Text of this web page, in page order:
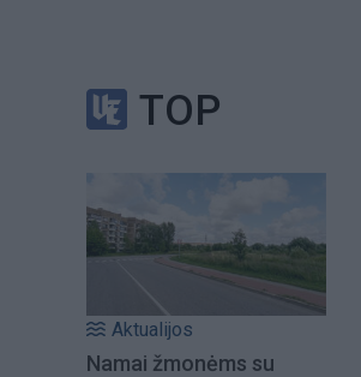
TOP
Aktualijos
Namai žmonėms su